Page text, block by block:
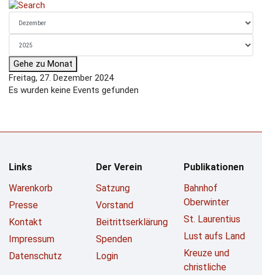
Gehe zu Monat
Freitag, 27. Dezember 2024
Es wurden keine Events gefunden
Links
Warenkorb
Presse
Kontakt
Impressum
Datenschutz
Der Verein
Satzung
Vorstand
Beitrittserklärung
Spenden
Login
Publikationen
Bahnhof
Oberwinter
St. Laurentius
Lust aufs Land
Kreuze und
christliche